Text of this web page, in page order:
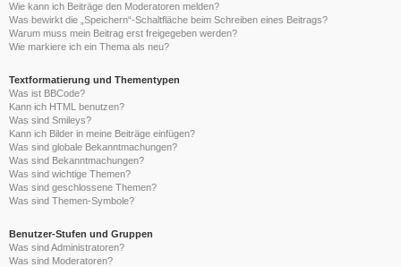
Wie kann ich Beiträge den Moderatoren melden?
Was bewirkt die „Speichern“-Schaltfläche beim Schreiben eines Beitrags?
Warum muss mein Beitrag erst freigegeben werden?
Wie markiere ich ein Thema als neu?
Textformatierung und Thementypen
Was ist BBCode?
Kann ich HTML benutzen?
Was sind Smileys?
Kann ich Bilder in meine Beiträge einfügen?
Was sind globale Bekanntmachungen?
Was sind Bekanntmachungen?
Was sind wichtige Themen?
Was sind geschlossene Themen?
Was sind Themen-Symbole?
Benutzer-Stufen und Gruppen
Was sind Administratoren?
Was sind Moderatoren?